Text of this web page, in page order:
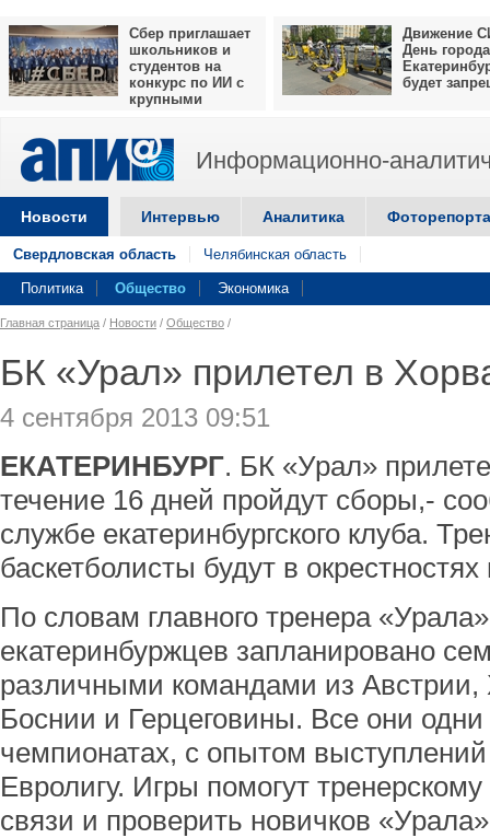
Сбер приглашает
школьников и
студентов на
конкурс по ИИ с
крупными
Движение
День города
будет
Информационно-
Новости Интервью Аналитика
Свердловская область Челябинская область
Политика Общество Экономика
Главная страница / Новости / Общество /
БК «Урал» прилетел в
4 сентября 2013 09:51
ЕКАТЕРИНБУРГ. БК «Урал»
течение 16 дней пройдут сборы,-
службе екатеринбургского клуба.
баскетболисты будут в
По словам главного тренера
екатеринбуржцев запланировано
различными командами из Австрии,
Боснии и Герцеговины. Все они
чемпионатах, с опытом
Евролигу. Игры помогут
связи и проверить новичков